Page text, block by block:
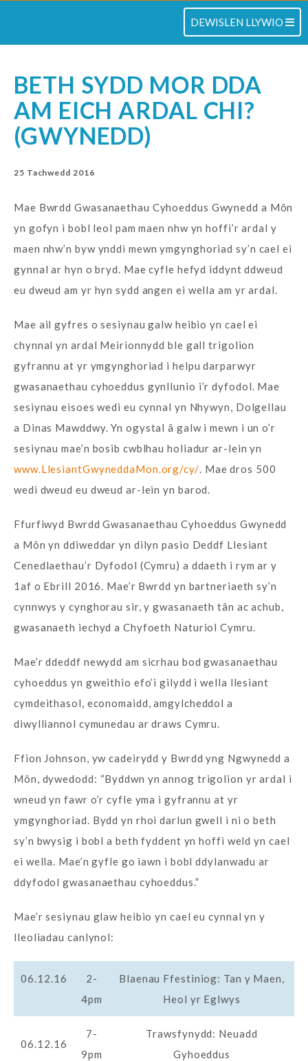
TOGLO
DEWISLEN LLYWIO
BETH SYDD MOR DDA
AM EICH ARDAL CHI?
(GWYNEDD)
25 Tachwedd 2016
Mae Bwrdd Gwasanaethau Cyhoeddus Gwynedd a Môn
yn gofyn i bobl leol pam maen nhw yn hoffi’r ardal y
maen nhw’n byw ynddi mewn ymgynghoriad sy’n cael ei
gynnal ar hyn o bryd. Mae cyfle hefyd iddynt ddweud
eu dweud am yr hyn sydd angen ei wella am yr ardal.
Mae ail gyfres o sesiynau galw heibio yn cael ei
chynnal yn ardal Meirionnydd ble gall trigolion
gyfrannu at yr ymgynghoriad i helpu darparwyr
gwasanaethau cyhoeddus gynllunio i’r dyfodol. Mae
sesiynau eisoes wedi eu cynnal yn Nhywyn, Dolgellau
a Dinas Mawddwy. Yn ogystal â galw i mewn i un o’r
sesiynau mae’n bosib cwblhau holiadur ar-lein yn
www.LlesiantGwyneddaMon.org/cy/. Mae dros 500
wedi dweud eu dweud ar-lein yn barod.
Ffurfiwyd Bwrdd Gwasanaethau Cyhoeddus Gwynedd
a Môn yn ddiweddar yn dilyn pasio Deddf Llesiant
Cenedlaethau’r Dyfodol (Cymru) a ddaeth i rym ar y
1af o Ebrill 2016. Mae’r Bwrdd yn bartneriaeth sy’n
cynnwys y cynghorau sir, y gwasanaeth tân ac achub,
gwasanaeth iechyd a Chyfoeth Naturiol Cymru.
Mae’r ddeddf newydd am sicrhau bod gwasanaethau
cyhoeddus yn gweithio efo’i gilydd i wella llesiant
cymdeithasol, economaidd, amgylcheddol a
diwylliannol cymunedau ar draws Cymru.
Ffion Johnson, yw cadeirydd y Bwrdd yng Ngwynedd a
Môn, dywedodd: “Byddwn yn annog trigolion yr ardal i
wneud yn fawr o’r cyfle yma i gyfrannu at yr
ymgynghoriad. Bydd yn rhoi darlun gwell i ni o beth
sy’n bwysig i bobl a beth fyddent yn hoffi weld yn cael
ei wella. Mae’n gyfle go iawn i bobl ddylanwadu ar
ddyfodol gwasanaethau cyhoeddus.”
Mae’r sesiynau glaw heibio yn cael eu cynnal yn y
lleoliadau canlynol:
06.12.16
2-
4pm
Blaenau Ffestiniog: Tan y Maen,
Heol yr Eglwys
06.12.16
7-
9pm
Trawsfynydd: Neuadd
Gyhoeddus